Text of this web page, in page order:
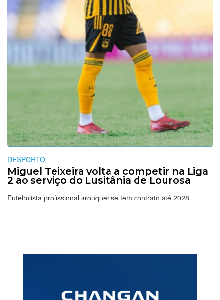
DESPORTO
Miguel Teixeira volta a competir na Liga
2 ao serviço do Lusitânia de Lourosa
Futebolista profissional arouquense tem contrato até 2028